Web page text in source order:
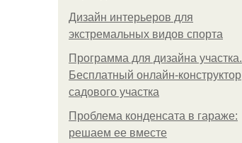
Дизайн интерьеров для
экстремальных видов спорта
Программа для дизайна участка.
Бесплатный онлайн-конструктор
садового участка
Проблема конденсата в гараже:
решаем ее вместе